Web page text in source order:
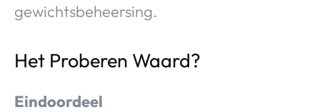
gewichtsbeheersing.
Het Proberen Waard?
Eindoordeel